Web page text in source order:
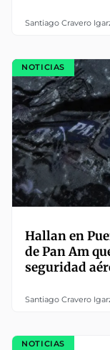
Santiago Cravero
NOTICIAS
Hallan en
de Pan Am
seguridad
Santiago Cravero
NOTICIAS